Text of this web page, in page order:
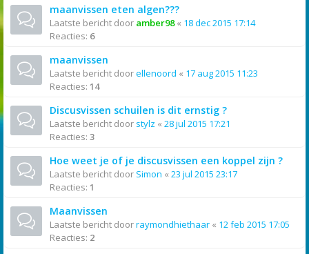
maanvissen eten algen???
Laatste bericht door amber98« 18 dec 2015 17:14
Reacties: 6
maanvissen
Laatste bericht doorellenoord « 17 aug 2015 11:23
Reacties: 14
Discusvissen schuilen is dit ernstig ?
Laatste bericht door stylz « 28 jul 2015 17:21
Reacties: 3
Hoe weet je of je discusvissen een koppel zijn ?
Laatste bericht door Simon « 23 jul 2015 23:17
Reacties: 1
Maanvissen
Laatste bericht doorraymondhiethaar « 12 feb 2015 17:05
Reacties: 2